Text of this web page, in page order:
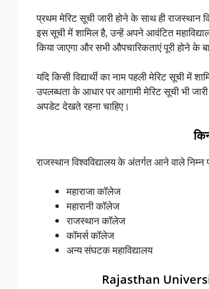
प्रथम मेरिट सूची जारी होने के साथ ही राजस्थान
इस सूची में शामिल है, उन्हें अपने आवंटित
किया जाएगा और सभी औपचारिकताएं पूरी होने के
यदि किसी विद्यार्थी का नाम पहली मेरिट सूची में
उपलब्धता के आधार पर आगामी मेरिट सूची भी जारी
अपडेट देखते रहना चाहिए।
राजस्थान विश्वविद्यालय के अंतर्गत आने वाले
महाराजा कॉलेज
महारानी कॉलेज
राजस्थान कॉलेज
कॉमर्स कॉलेज
अन्य संघटक महाविद्यालय
Rajasthan